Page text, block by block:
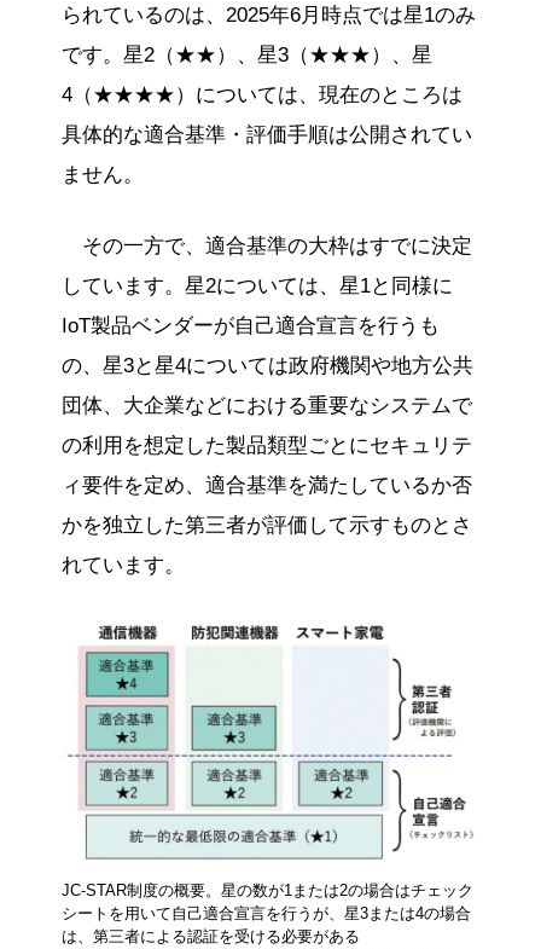
られているのは、2025年6月時点では星1のみ
です。星2（★★）、星3（★★★）、星
4（★★★★）については、現在のところは
具体的な適合基準・評価手順は公開されてい
ません。
その一方で、適合基準の大枠はすでに決定
しています。星2については、星1と同様に
IoT製品ベンダーが自己適合宣言を行うも
の、星3と星4については政府機関や地方公共
団体、大企業などにおける重要なシステムで
の利用を想定した製品類型ごとにセキュリテ
ィ要件を定め、適合基準を満たしているか否
かを独立した第三者が評価して示すものとさ
れています。
JC-STAR制度の概要。星の数が1または2の場合はチェック
シートを用いて自己適合宣言を行うが、星3または4の場合
は、第三者による認証を受ける必要がある